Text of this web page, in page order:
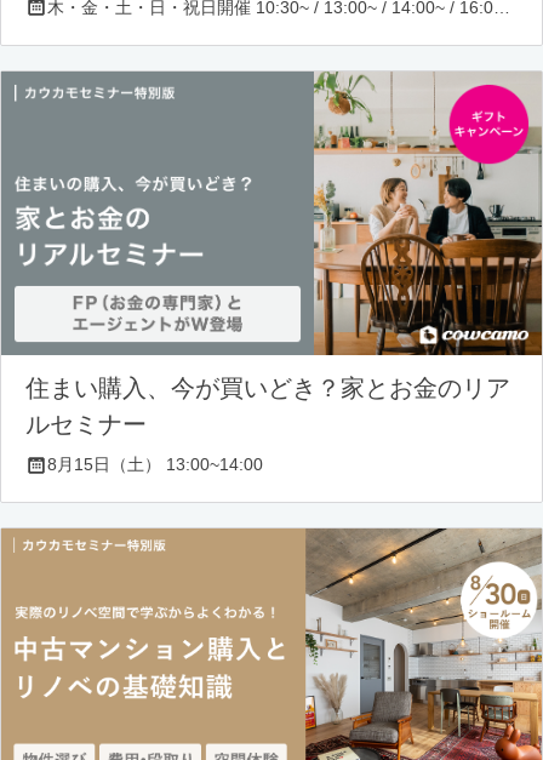
住まい購入、今が買いどき？家とお金のリア
ルセミナー
8月15日（土） 13:00~14:00